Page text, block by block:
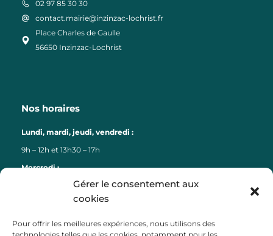
Gérer le consentement aux
cookies
Pour offrir les meilleures expériences, nous utilisons des
02 97 85 30 30
contact.mairie@inzinzac-lochrist.fr
Place Charles de Gaulle
56650 Inzinzac-Lochrist
Nos horaires
Lundi, mardi, jeudi, vendredi :
9h – 12h et 13h30 – 17h
Mercredi :
Liens